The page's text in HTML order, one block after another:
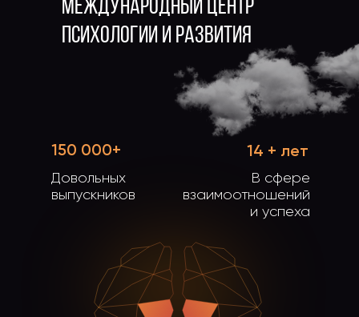
TELEGRAM
МЕЖДУНАРОДНЫЙ ЦЕНТР
ПСИХОЛОГИИ И РАЗВИТИЯ
150 000+
Довольных
выпускников
14 + лет
В сфере
взаимоотношений
и успеха